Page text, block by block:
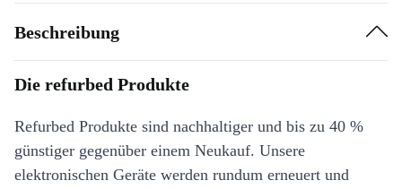
Beschreibung
Die refurbed Produkte
Refurbed Produkte sind nachhaltiger und bis zu 40 %
günstiger gegenüber einem Neukauf. Unsere
elektronischen Geräte werden rundum erneuert und